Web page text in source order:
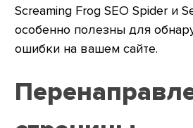
Screaming Frog SEO Spider и
особенно полезны для
ошибки на вашем сайте.